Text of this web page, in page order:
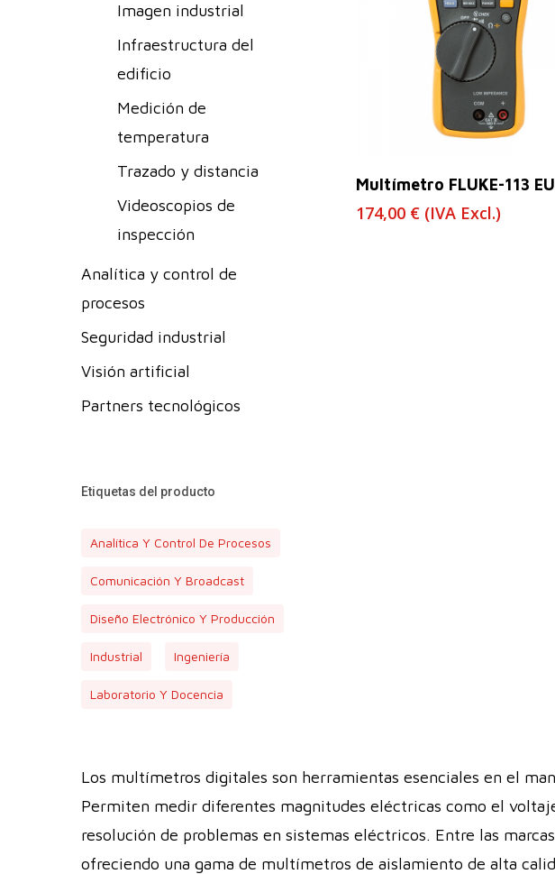
Imagen industrial
Infraestructura del
edificio
Medición de
temperatura
Trazado y distancia
Videoscopios de
inspección
Analítica y control de
procesos
Seguridad industrial
Visión artificial
Partners tecnológicos
Etiquetas del producto
Analítica Y Control De Procesos
Comunicación Y Broadcast
Diseño Electrónico Y Producción
Industrial Ingeniería
Laboratorio Y Docencia
Multímetro FLUKE-113
174,00 € (IVA Excl.)
Los multímetros digitales son herramientas esenciales en el
Permiten medir diferentes magnitudes eléctricas como el
resolución de problemas en sistemas eléctricos. Entre las
ofreciendo una gama de multímetros de aislamiento de alta